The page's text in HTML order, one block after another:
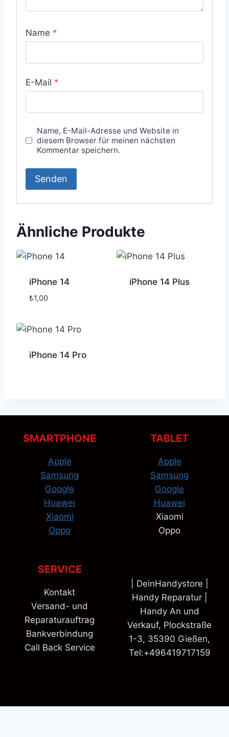
Name *
E-Mail *
Name, E-Mail-Adresse und Website in
diesem Browser für meinen nächsten
Kommentar speichern.
Ähnliche Produkte
iPhone 14
₺1,00
iPhone 14 Plus
iPhone 14 Pro
SMARTPHONE
Apple
Samsung
Google
Huawei
Xiaomi
Oppo
TABLET
Apple
Samsung
Google
Huawei
Xiaomi
Oppo
SERVICE
Kontakt
Versand- und
Reparaturauftrag
Bankverbindung
Call Back Service
| DeinHandystore |
Handy Reparatur |
Handy An und
Verkauf, Plockstraße
1-3, 35390 Gießen,
Tel:+496419717159